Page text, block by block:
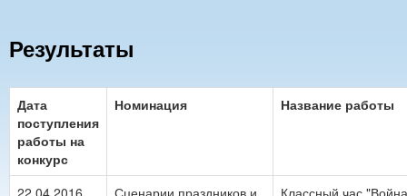
Результаты
Дата
поступления
работы на
конкурс
Номинация Название работы
22.04.2016
Сценарии праздников и
Классный час